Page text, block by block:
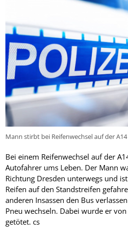
Mann stirbt bei Reifenwechsel auf der A14
Bei einem Reifenwechsel auf der
Autofahrer ums Leben. Der Mann
Richtung Dresden unterwegs und
Reifen auf den Standstreifen
anderen Insassen den Bus
Pneu wechseln. Dabei wurde er
getötet. cs